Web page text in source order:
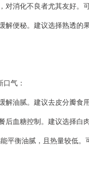
消化不良者尤其友好。
便秘。建议选择熟透的
气：
油腻。建议去皮分瓣食
血糖控制。建议选择白
平衡油腻，且热量较低。